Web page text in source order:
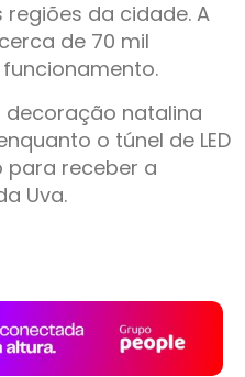
da cidade. A
de 70 mil
decoração natalina
o túnel de LED
para receber a
Uva.